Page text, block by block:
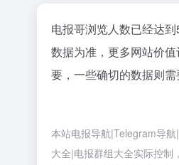
电报哥浏览人数已经达
数据为准，更多网站价
要，一些确切的数据则
本站电报导航|Telegram导
大全|电报群组大全实际控